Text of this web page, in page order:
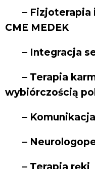
– Fizjoterapia
CME MEDEK
– Integracja
– Terapia
wybiórczością
–
–